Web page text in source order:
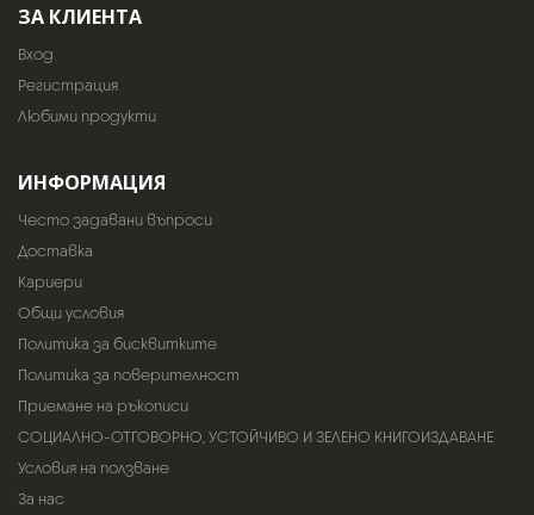
ЗА КЛИЕНТА
Вход
Регистрация
Любими продукти
ИНФОРМАЦИЯ
Често задавани въпроси
Доставка
Кариери
Общи условия
Политика за бисквитките
Политика за поверителност
Приемане на ръкописи
СОЦИАЛНО-ОТГОВОРНО, УСТОЙЧИВО И ЗЕЛЕНО КНИГОИЗДАВАНЕ
Условия на ползване
За нас